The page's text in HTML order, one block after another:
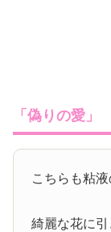
「偽りの愛」
こちらも粘
綺麗な花に